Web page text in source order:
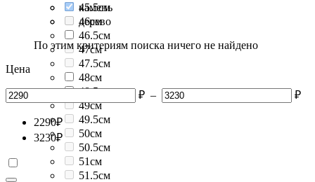
45.5см
46см
46.5см
47см
47.5см
48см
48.5см
49см
49.5см
50см
50.5см
51см
51.5см
камень
дерево
По этим критериям поиска ничего не найдено
Цена
₽ – ₽
2290₽
3230₽